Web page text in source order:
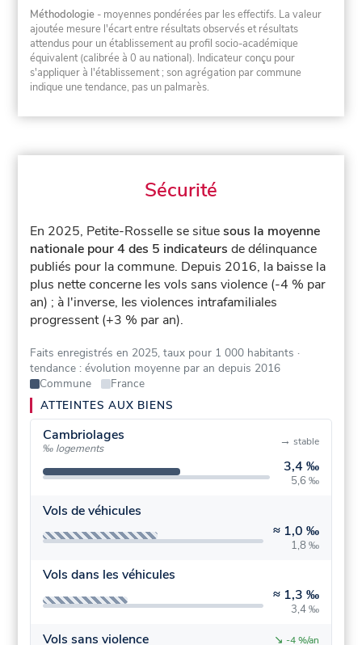
Méthodologie - moyennes pondérées par les effectifs. La valeur
ajoutée mesure l'écart entre résultats observés et résultats
attendus pour un établissement au profil socio-académique
équivalent (calibrée à 0 au national). Indicateur conçu pour
s'appliquer à l'établissement ; son agrégation par commune
indique une tendance, pas un palmarès.
Sécurité
En 2025, Petite-Rosselle se situesous la moyenne
nationale pour 4 des 5 indicateurs de délinquance
publiés pour la commune. Depuis 2016, la baisse la
plus nette concerne les vols sans violence (-4 % par
an) ; à l'inverse, les violences intrafamiliales
progressent (+3 % par an).
Faits enregistrés en 2025, taux pour 1 000 habitants ·
tendance : évolution moyenne par an depuis 2016
Commune
France
ATTEINTES AUX BIENS
Cambriolages
‰ logements
3,4 ‰
5,6 ‰
→ stable
Vols de véhicules
≈ 1,0 ‰
1,8 ‰
Vols dans les véhicules
≈ 1,3 ‰
3,4 ‰
Vols sans violence
↘ -4 %/an